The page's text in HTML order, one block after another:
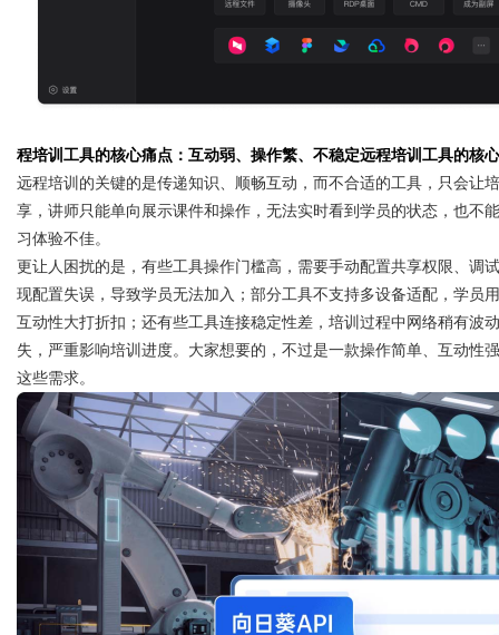
Bo
ar
程培训工具的核心痛点：互动弱、操作繁、不稳定远程培训工具的核
远程培训的关键的是传递知识、顺畅互动，而不合适的工具，只会让
享，讲师只能单向展示课件和操作，无法实时看到学员的状态，也不
习体验不佳。
更让人困扰的是，有些工具操作门槛高，需要手动配置共享权限、调
现配置失误，导致学员无法加入；部分工具不支持多设备适配，学员
互动性大打折扣；还有些工具连接稳定性差，培训过程中网络稍有波
失，严重影响培训进度。大家想要的，不过是一款操作简单、互动性
这些需求。